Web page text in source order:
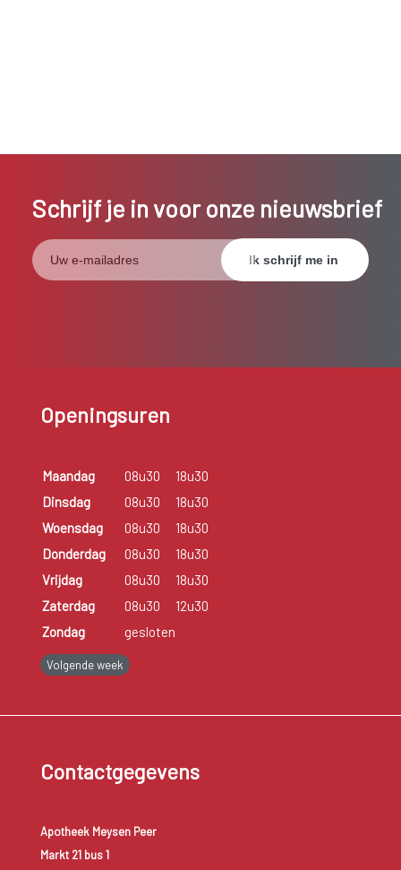
Schrijf je in voor onze nieuwsbrief
Openingsuren
Maandag 08u30
18u30
Dinsdag
08u30
18u30
Woensdag
08u30
18u30
Donderdag
08u30
18u30
Vrijdag
08u30
18u30
Zaterdag
08u30
12u30
Zondag
gesloten
Volgende week
Contactgegevens
Apotheek Meysen Peer
Markt 21 bus 1